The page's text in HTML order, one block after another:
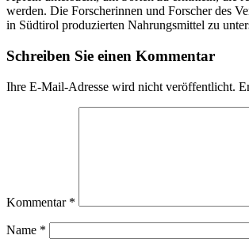
werden. Die Forscherinnen und Forscher des
in Südtirol produzierten Nahrungsmittel zu
Schreiben Sie einen Kommentar
Ihre E-Mail-Adresse wird nicht veröffentlicht.
Kommentar *
Name *